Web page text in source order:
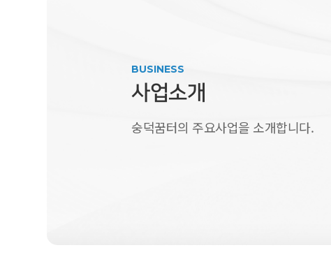
BUSINESS
사업소개
숭덕꿈터의 주요사업을 소개합니다.